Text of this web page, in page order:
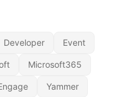
Developer Event
Microsoft365
Yammer